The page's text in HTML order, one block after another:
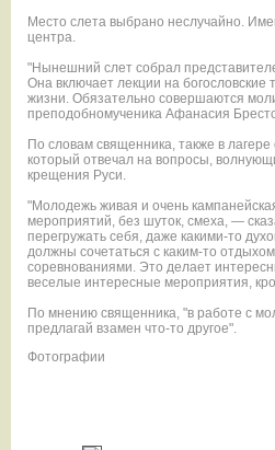
Место слета выбрано неслучайно.
центра.
"Нынешний слет собрал
Она включает лекции на
жизни. Обязательно совершаются
преподобномученика Афанасия
По словам священника, также в
который отвечал на вопросы,
крещения Руси.
"Молодежь живая и очень
мероприятий, без шуток, смеха, —
перегружать себя, даже какими-то
должны сочетаться с каким-то
соревнованиями. Это делает
веселые интересные мероприятия,
По мнению священника, "в работе с
предлагай взамен что-то другое".
Фотографии